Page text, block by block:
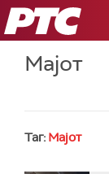
РТС
Мајот
Таг: Мајот